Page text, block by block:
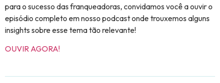
para o sucesso das franqueadoras, convidamos você a ouvir o
episódio completo em nosso podcast onde trouxemos alguns
insights sobre esse tema tão relevante!
OUVIR AGORA!